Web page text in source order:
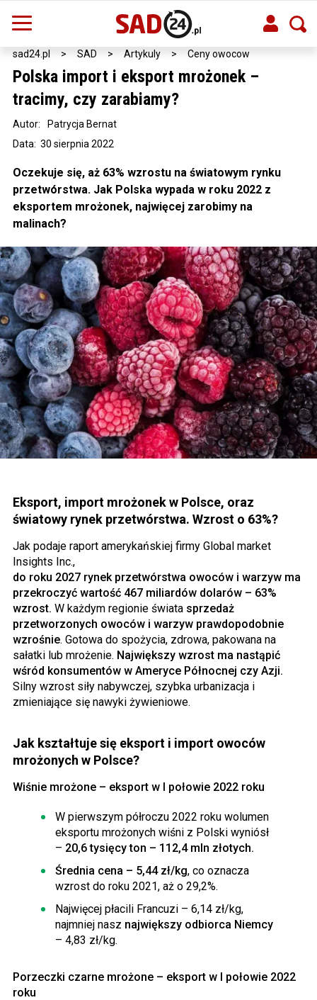
sad24.pl > SAD > Artykuly > Ceny owocow
Polska import i eksport mrożonek –
tracimy, czy zarabiamy?
Data: 30 sierpnia 2022
Autor: Patrycja Bernat
Oczekuje się, aż 63% wzrostu na światowym rynku
przetwórstwa. Jak Polska wypada w roku 2022 z
eksportem mrożonek, najwięcej zarobimy na
malinach?
Eksport, import mrożonek w Polsce, oraz
światowy rynek przetwórstwa. Wzrost o 63%?
Jak podaje raport amerykańskiej firmy Global market
Insights Inc.,
do roku 2027 rynek przetwórstwa owoców i warzyw ma
przekroczyć wartość 467 miliardów dolarów – 63%
wzrost. W każdym regionie świata sprzedaż
przetworzonych owoców i warzyw prawdopodobnie
wzrośnie. Gotowa do spożycia, zdrowa, pakowana na
sałatki lub mrożenie. Największy wzrost ma nastąpić
wśród konsumentów w Ameryce Północnej czy Azji.
Silny wzrost siły nabywczej, szybka urbanizacja i
zmieniające się nawyki żywieniowe.
Jak kształtuje się eksport i import owoców
mrożonych w Polsce?
Wiśnie mrożone – eksport w I połowie 2022 roku
W pierwszym półroczu 2022 roku wolumen
eksportu mrożonych wiśni z Polski wyniósł
– 20,6 tysięcy ton – 112,4 mln złotych.
Średnia cena – 5,44 zł/kg, co oznacza
wzrost do roku 2021, aż o 29,2%.
Najwięcej płacili Francuzi – 6,14 zł/kg,
najmniej nasz największy odbiorca Niemcy
– 4,83 zł/kg.
Porzeczki czarne mrożone – eksport w I połowie 2022
roku